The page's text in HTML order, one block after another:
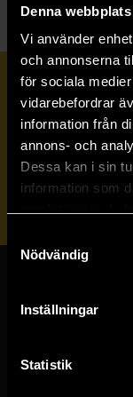
Denna
Vi använder
och annonserna
för sociala
vidarebefordrar
information från
annons- och
Dessa kan i sin
information som
Nödvändig
Inställningar
Statistik
Butiker &
Västerlånggatan 48